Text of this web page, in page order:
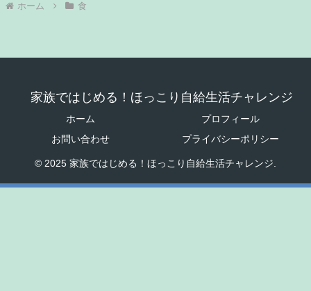
ホーム 食
家族ではじめる！ほっこり自給生活チャレンジ
ホーム
プロフィール
お問い合わせ
プライバシーポリシー
© 2025 家族ではじめる！ほっこり自給生活チャレンジ.